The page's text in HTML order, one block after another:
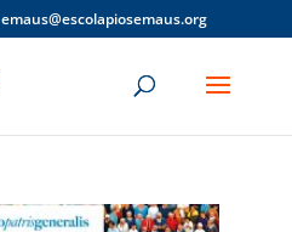
emaus@escolapiosemaus.org